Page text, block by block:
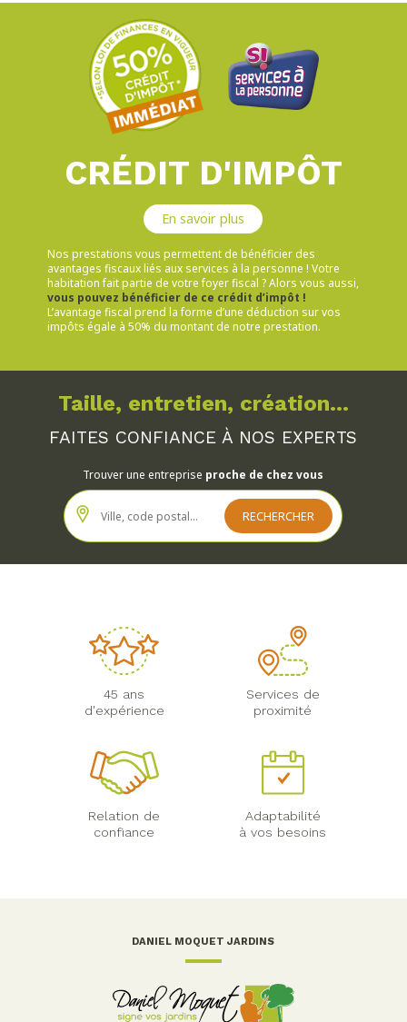
CRÉDIT D'IMPÔT
En savoir plus
Nos prestations vous permettent de bénéficier des
avantages fiscaux liés aux services à la personne ! Votre
habitation fait partie de votre foyer fiscal ? Alors vous aussi,
vous pouvez bénéficier de ce crédit d’impôt !
L’avantage fiscal prend la forme d’une déduction sur vos
impôts égale à 50% du montant de notre prestation.
Taille, entretien, création...
FAITES CONFIANCE À NOS EXPERTS
Trouver une entreprise proche de chez vous
45 ans
d'expérience
Services de
proximité
Relation de
confiance
Adaptabilité
à vos besoins
DANIEL MOQUET JARDINS